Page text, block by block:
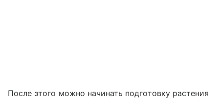
После этого можно начинать подготовку растения